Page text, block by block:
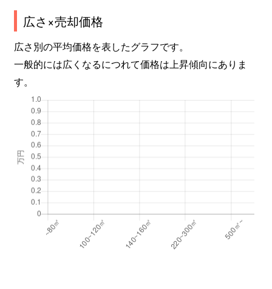
広さ×売却価格
広さ別の平均価格を表したグラフです。
一般的には広くなるにつれて価格は上昇傾向にありま
す。